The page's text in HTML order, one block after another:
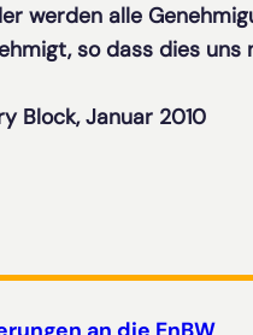
werden alle
so dass dies uns
Block, Januar 2010